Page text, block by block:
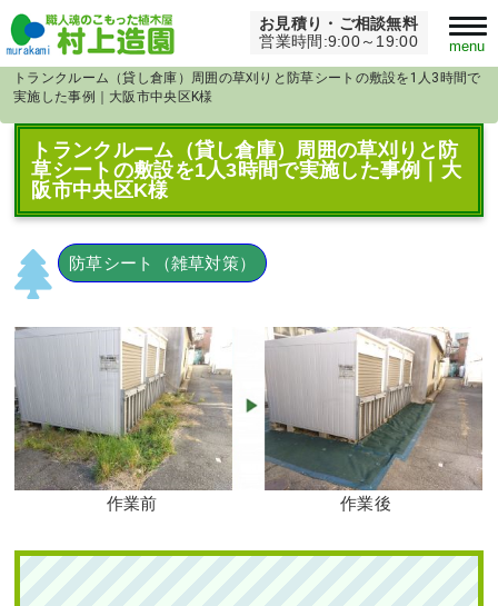
お見積り・ご相談無料
営業時間:9:00～19:00
menu
Home > 草刈り・芝刈り
トランクルーム（貸し倉庫）周囲の草刈りと防草シートの敷設を1人3時間で
実施した事例｜大阪市中央区K様
トランクルーム（貸し倉庫）周囲の草刈りと防
草シートの敷設を1人3時間で実施した事例｜大
阪市中央区K様
防草シート（雑草対策）
作業前 作業後